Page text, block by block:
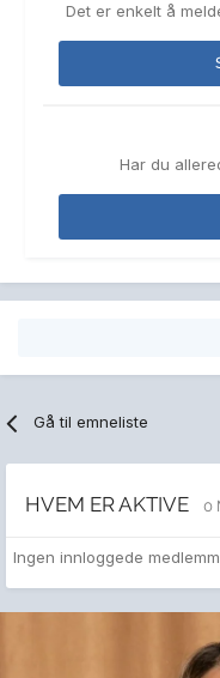
Det er enkelt å
Har du
Gå til emneliste
HVEM ER AKTIVE 0
Ingen innloggede